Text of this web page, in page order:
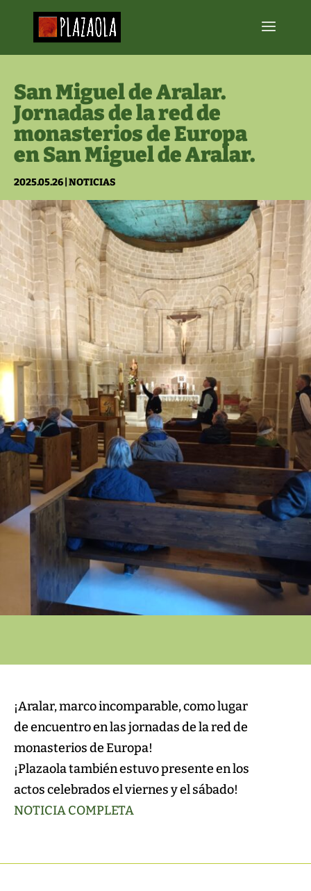
San Miguel de Aralar.
Jornadas de la red de
monasterios de Europa
en San Miguel de Aralar.
2025.05.26 NOTICIAS
¡Aralar, marco incomparable, como lugar
de encuentro en las jornadas de la red de
monasterios de Europa!
¡Plazaola también estuvo presente en los
actos celebrados el viernes y el sábado!
NOTICIA COMPLETA